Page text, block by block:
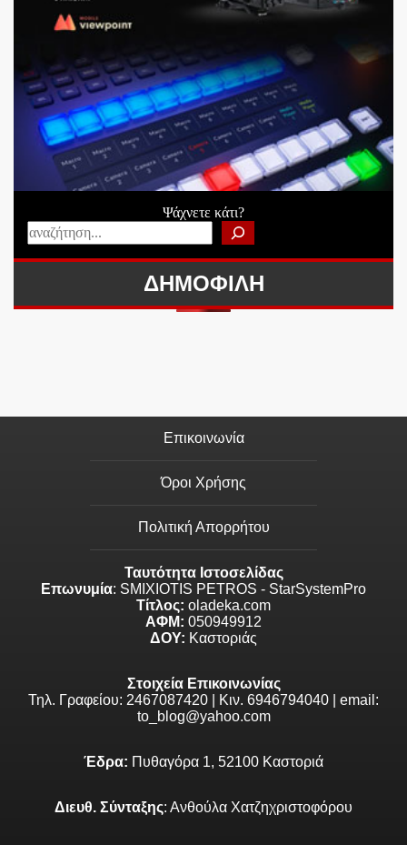
Ψάχνετε κάτι?
ΔΗΜΟΦΙΛΗ
Επικοινωνία
Όροι Χρήσης
Πολιτική Απορρήτου
Ταυτότητα Ιστοσελίδας
Επωνυμία: SMIXIOTIS PETROS - StarSystemPro
Τίτλος: oladeka.com
ΑΦΜ: 050949912
ΔΟΥ: Καστοριάς
Στοιχεία Επικοινωνίας
Τηλ. Γραφείου: 2467087420 | Κιν. 6946794040 | email:
to_blog@yahoo.com
Έδρα: Πυθαγόρα 1, 52100 Καστοριά
Διευθ. Σύνταξης: Ανθούλα Χατζηχριστοφόρου